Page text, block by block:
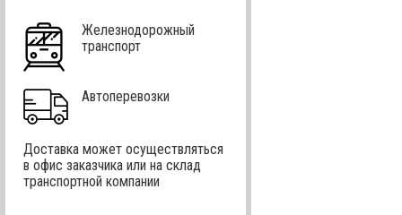
Железнодорожный
транспорт
Автоперевозки
Доставка может осуществляться
в офис заказчика или на склад
транспортной компании